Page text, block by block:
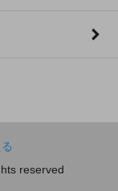
reserved